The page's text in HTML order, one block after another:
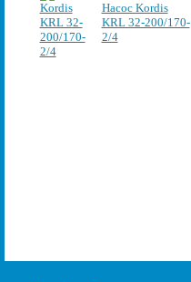
Насос Kordis
KRL 32-200/170-
2/4